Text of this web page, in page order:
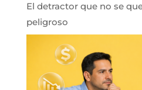
El detractor que no se
peligroso